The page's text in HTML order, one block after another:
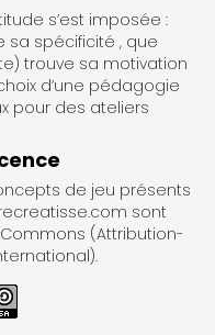
s’est imposée :
sa spécificité , que
trouve sa motivation
d’une pédagogie
pour des ateliers
de jeu présents
sont
(Attribution-